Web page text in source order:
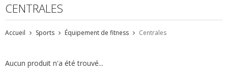
CENTRALES
Accueil Sports Équipement de fitness Centrales
Aucun produit n'a été trouvé...